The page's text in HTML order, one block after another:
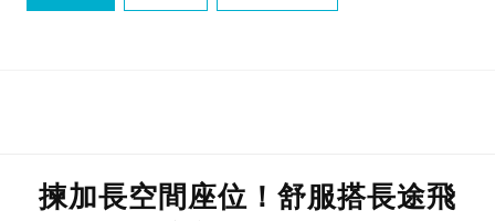
揀加長空間座位！舒服搭長途飛